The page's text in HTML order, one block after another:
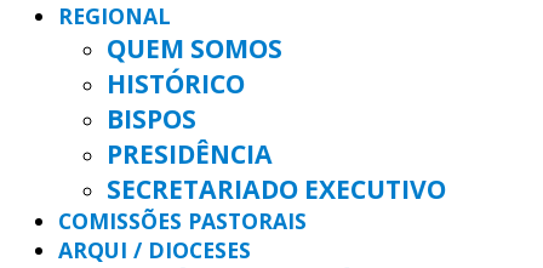
REGIONAL
QUEM SOMOS
HISTÓRICO
BISPOS
PRESIDÊNCIA
SECRETARIADO EXECUTIVO
COMISSÕES PASTORAIS
ARQUI / DIOCESES